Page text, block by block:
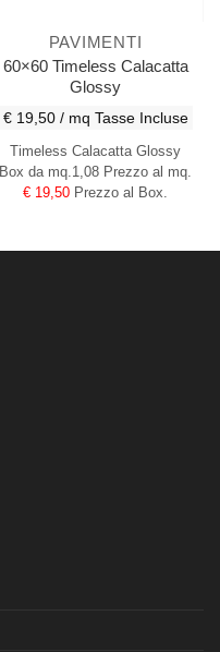
PAVIMENTI
60×60 Timeless Calacatta
Glossy
€ 19,50 / mq Tasse Incluse
Timeless Calacatta Glossy
Box da mq.1,08 Prezzo al mq.
€ 19,50 Prezzo al Box.